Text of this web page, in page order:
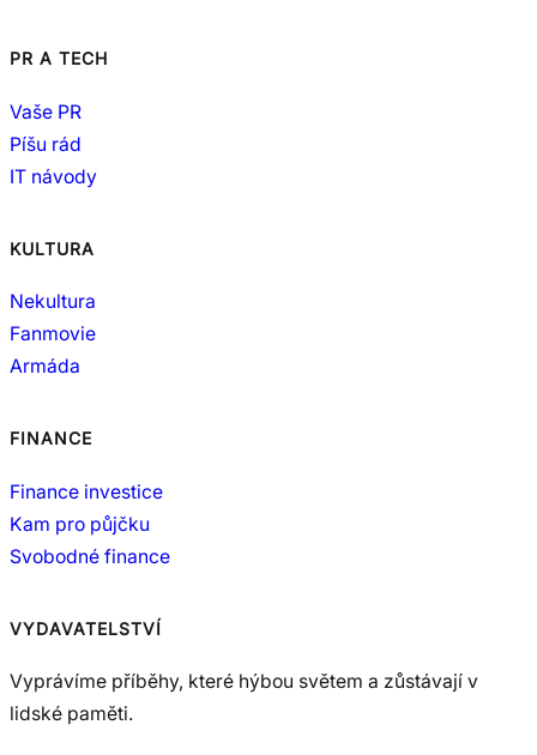
PR A TECH
Vaše PR
Píšu rád
IT návody
KULTURA
Nekultura
Fanmovie
Armáda
FINANCE
Finance investice
Kam pro půjčku
Svobodné finance
VYDAVATELSTVÍ
Vyprávíme příběhy, které hýbou světem a zůstávají v
lidské paměti.